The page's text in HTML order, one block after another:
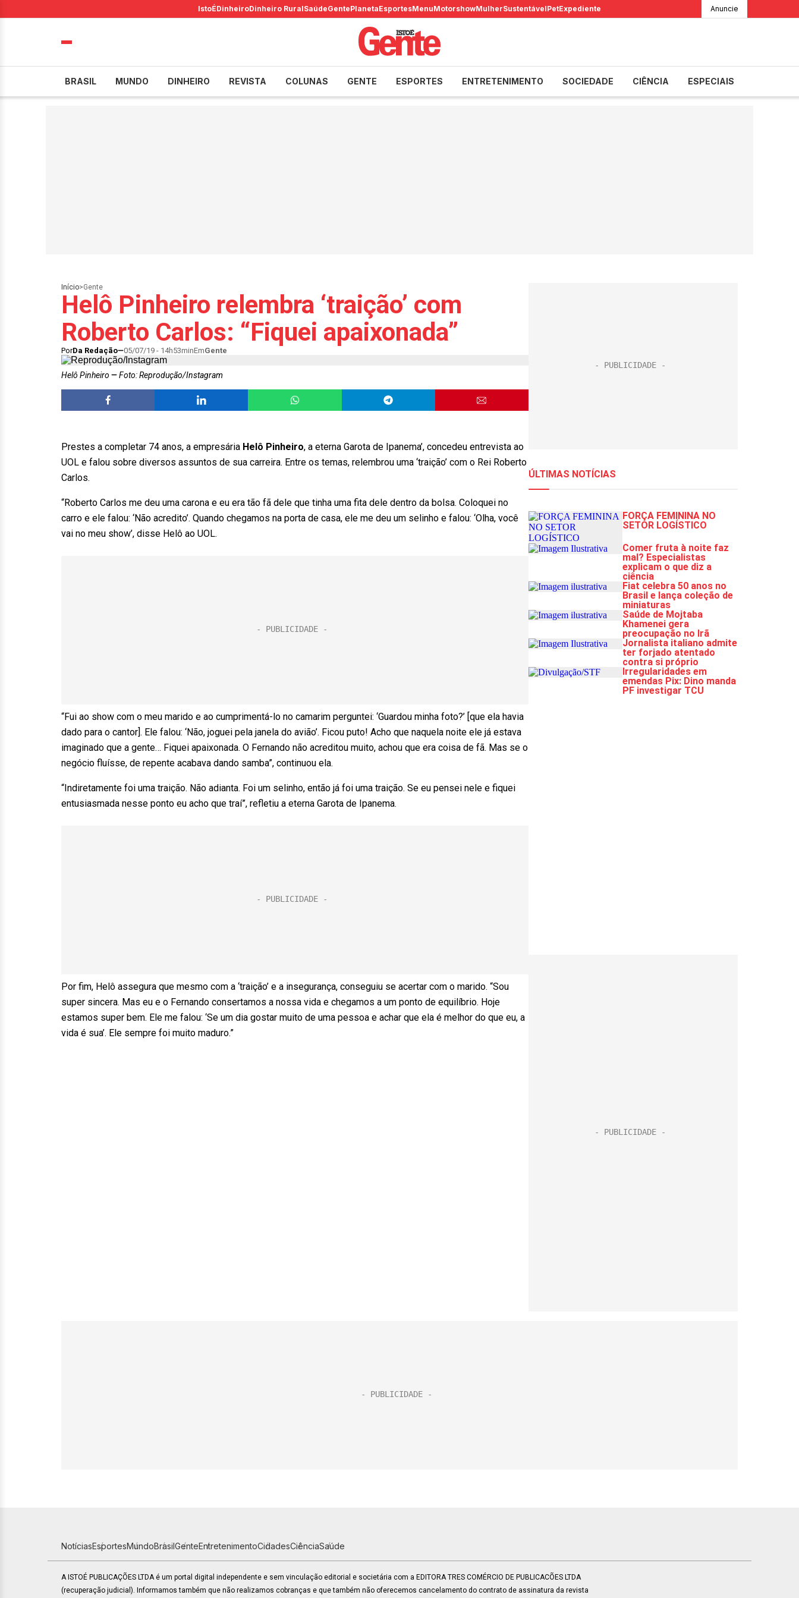
IstoÉDinheiroDinheiro RuralSaúdeGentePlanetaEsportesMenuMotorshowMulherSustentávelPetExpediente Anuncie
BRASIL MUNDO DINHEIRO REVISTA COLUNAS GENTE ESPORTES ENTRETENIMENTO SOCIEDADE CIÊNCIA ESPECIAIS
Início>Gente
Helô Pinheiro relembra ‘traição’ com
Roberto Carlos: “Fiquei apaixonada”
PorDa Redação 05/07/19 - 14h53minEmGente
Helô Pinheiro Foto: Reprodução/Instagram
Prestes a completar 74 anos, a empresária Helô Pinheiro, a eterna Garota de Ipanema’, concedeu entrevista ao
UOL e falou sobre diversos assuntos de sua carreira. Entre os temas, relembrou uma ‘traição’ com o Rei Roberto
Carlos.
“Roberto Carlos me deu uma carona e eu era tão fã dele que tinha uma fita dele dentro da bolsa. Coloquei no
carro e ele falou: ‘Não acredito’. Quando chegamos na porta de casa, ele me deu um selinho e falou: ‘Olha, você
vai no meu show’, disse Helô ao UOL.
“Fui ao show com o meu marido e ao cumprimentá-lo no camarim perguntei: ‘Guardou minha foto?’ [que ela havia
dado para o cantor]. Ele falou: ‘Não, joguei pela janela do avião’. Ficou puto! Acho que naquela noite ele já estava
imaginado que a gente… Fiquei apaixonada. O Fernando não acreditou muito, achou que era coisa de fã. Mas se o
negócio fluísse, de repente acabava dando samba”, continuou ela.
“Indiretamente foi uma traição. Não adianta. Foi um selinho, então já foi uma traição. Se eu pensei nele e fiquei
entusiasmada nesse ponto eu acho que traí”, refletiu a eterna Garota de Ipanema.
Por fim, Helô assegura que mesmo com a ‘traição’ e a insegurança, conseguiu se acertar com o marido. “Sou
super sincera. Mas eu e o Fernando consertamos a nossa vida e chegamos a um ponto de equilíbrio. Hoje
estamos super bem. Ele me falou: ‘Se um dia gostar muito de uma pessoa e achar que ela é melhor do que eu, a
vida é sua’. Ele sempre foi muito maduro.”
NotíciasEsportesMundoBrasilGenteEntretenimentoCidadesCiênciaSaúde
A ISTOÉ PUBLICAÇÕES LTDA é um portal digital independente e sem vinculação editorial e societária com a EDITORA TRES COMÉRCIO DE PUBLICACÕES LTDA
(recuperação judicial). Informamos também que não realizamos cobranças e que também não oferecemos cancelamento do contrato de assinatura da revista